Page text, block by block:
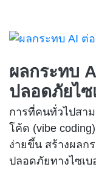
ผลกระทบ
ปลอดภัยไซ
การที่คนทั่วไปสาม
โค้ด (vibe
ง่ายขึ้น สร้างผลก
ปลอดภัยทางไซเ